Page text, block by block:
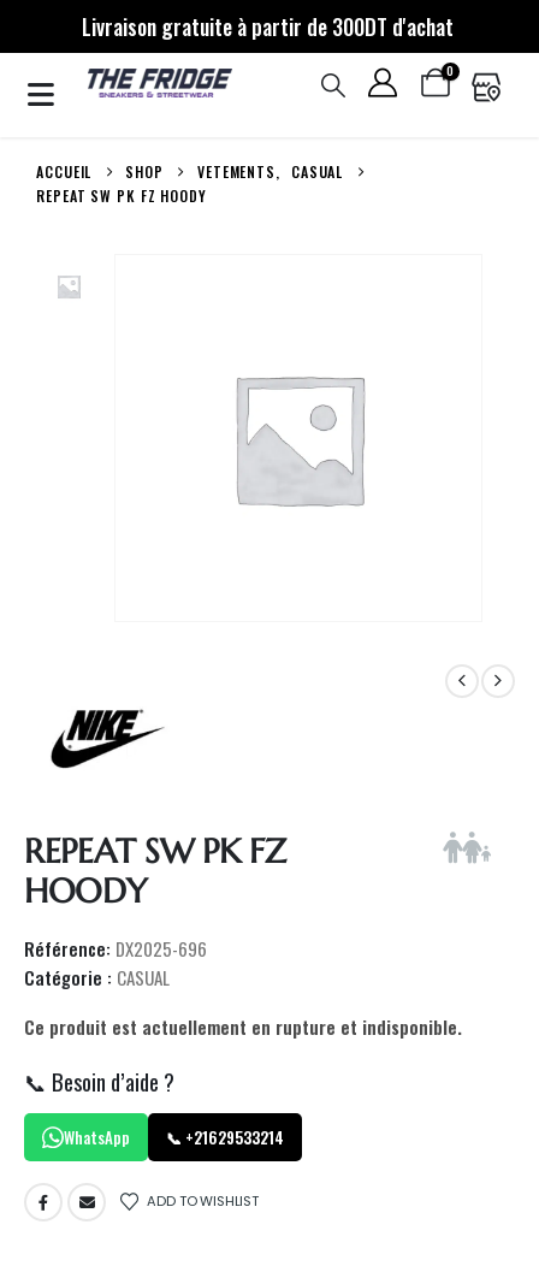
Livraison gratuite à partir de 300DT d'achat
0
ACCUEIL SHOP VETEMENTS,
CASUAL
REPEAT SW PK FZ HOODY
REPEAT SW PK FZ
HOODY
Référence: DX2025-696
Catégorie : CASUAL
Ce produit est actuellement en rupture et indisponible.
📞 Besoin d’aide ?
WhatsApp 📞 +21629533214
ADD TO WISHLIST